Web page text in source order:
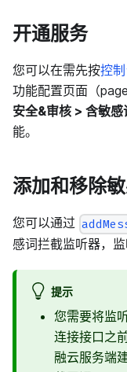
开通服务
您可以在需先按控
功能配置页面（
安全&审核 > 含敏
能。
添加和移除
您可以通过
感词拦截监听器，
提示
您需要将监
连接接口之
融云服务端